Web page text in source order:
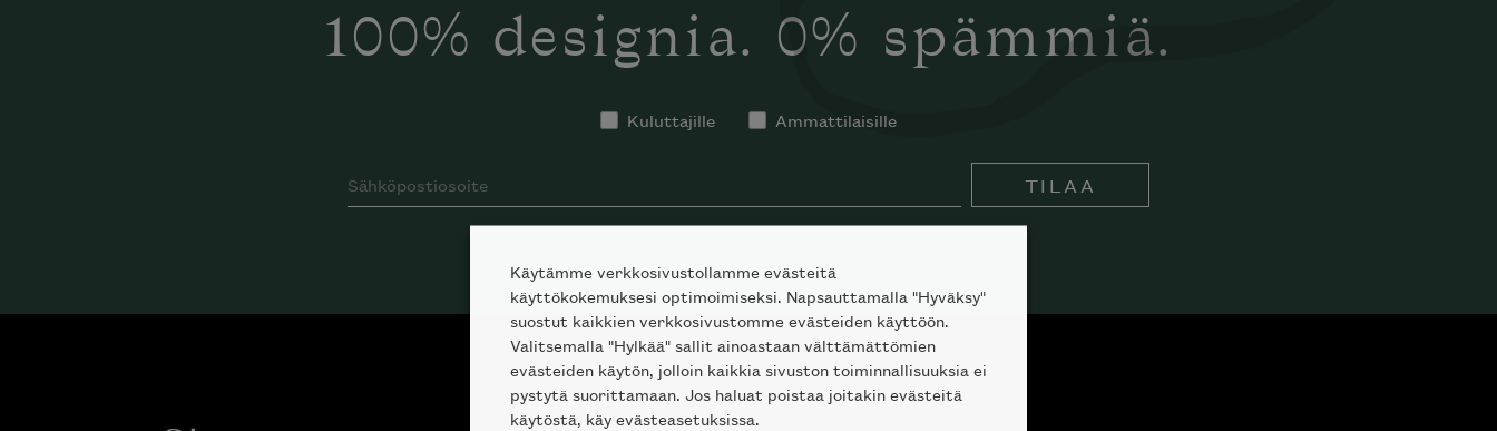
100% designia. 0% spämmiä.
Kuluttajille Ammattilaisille
TILAA
Haluatko tilata
Minotti’n
katalogin kotiisi?
Käytämme verkkosivustollamme evästeitä
käyttökokemuksesi optimoimiseksi. Napsauttamalla "Hyväksy"
suostut kaikkien verkkosivustomme evästeiden käyttöön.
Valitsemalla "Hylkää" sallit ainoastaan välttämättömien
evästeiden käytön, jolloin kaikkia sivuston toiminnallisuuksia ei
pystytä suorittamaan. Jos haluat poistaa joitakin evästeitä
käytöstä, käy evästeasetuksissa.